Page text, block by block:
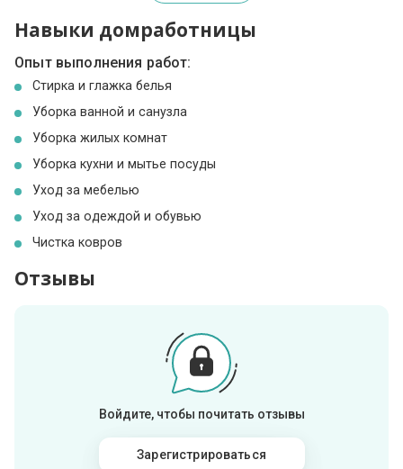
Навыки домработницы
Опыт выполнения работ:
Стирка и глажка белья
Уборка ванной и санузла
Уборка жилых комнат
Уборка кухни и мытье посуды
Уход за мебелью
Уход за одеждой и обувью
Чистка ковров
Отзывы
Войдите, чтобы почитать отзывы
Зарегистрироваться